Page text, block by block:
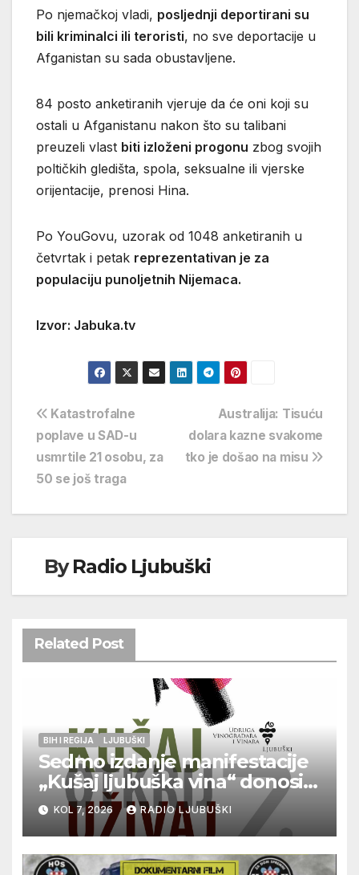
Po njemačkoj vladi, posljednji deportirani su
bili kriminalci ili teroristi, no sve deportacije u
Afganistan su sada obustavljene.
84 posto anketiranih vjeruje da će oni koji su
ostali u Afganistanu nakon što su talibani
preuzeli vlast biti izloženi progonu zbog svojih
poltičkih gledišta, spola, seksualne ili vjerske
orijentacije, prenosi Hina.
Po YouGovu, uzorak od 1048 anketiranih u
četvrtak i petak reprezentativan je za
populaciju punoljetnih Nijemaca.
Izvor: Jabuka.tv
Navigacija
objava
Australija: Tisuću
dolara kazne svakome
tko je došao na misu
Katastrofalne
poplave u SAD-u
usmrtile 21 osobu, za
50 se još traga
ByRadio Ljubuški
Related Post
BIH I REGIJA LJUBUŠKI
Sedmo izdanje manifestacije
„Kušaj ljubuška vina“ donosi
vrhunska vina, gastronomiju i
glazbu
KOL 7, 2026 RADIO LJUBUŠKI